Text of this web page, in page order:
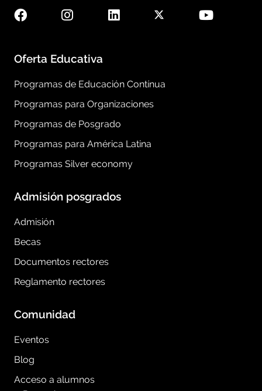
Oferta Educativa
Programas de Educación Contínua
Programas para Organizaciones
Programas de Posgrado
Programas para América Latina
Programas Silver economy
Admisión posgrados
Admisión
Becas
Documentos rectores
Reglamento rectores
Comunidad
Eventos
Blog
Acceso a alumnos